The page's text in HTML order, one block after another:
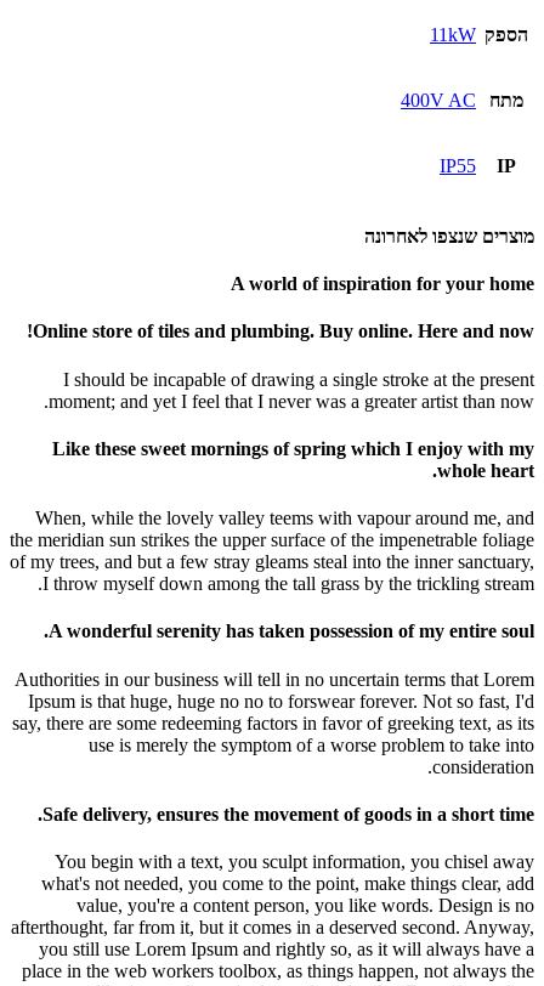
הספק 11kW
מתח 400V AC
IP
IP55
מוצרים שנצפו לאחרונה
A world of inspiration for your home
Online store of tiles and plumbing. Buy online. Here and now!
I should be incapable of drawing a single stroke at the present
moment; and yet I feel that I never was a greater artist than now.
Like these sweet mornings of spring which I enjoy with my
whole heart.
When, while the lovely valley teems with vapour around me, and
the meridian sun strikes the upper surface of the impenetrable foliage
of my trees, and but a few stray gleams steal into the inner sanctuary,
I throw myself down among the tall grass by the trickling stream.
A wonderful serenity has taken possession of my entire soul.
Authorities in our business will tell in no uncertain terms that Lorem
Ipsum is that huge, huge no no to forswear forever. Not so fast, I'd
say, there are some redeeming factors in favor of greeking text, as its
use is merely the symptom of a worse problem to take into
consideration.
Safe delivery, ensures the movement of goods in a short time.
You begin with a text, you sculpt information, you chisel away
what's not needed, you come to the point, make things clear, add
value, you're a content person, you like words. Design is no
afterthought, far from it, but it comes in a deserved second. Anyway,
you still use Lorem Ipsum and rightly so, as it will always have a
place in the web workers toolbox, as things happen, not always the